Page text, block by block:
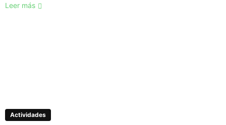
Leer más
Actividades